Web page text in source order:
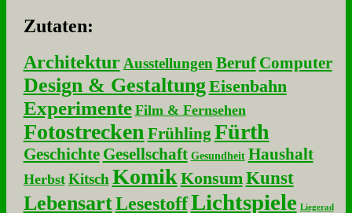
Zu­ta­ten:
Architektur Ausstellungen Beruf Computer
Design & GestaltungEisenbahn
Experimente Film & Fernsehen
Fotostrecken Frühling Fürth
Geschichte Gesellschaft Gesundheit Haushalt
Herbst Kitsch KomikKonsumKunst
LebensartLesestoffLichtspiele Liegerad